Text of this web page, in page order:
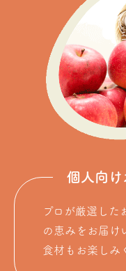
個人向け
プロが厳選した
の恵みをお届け
食材もお楽しみ